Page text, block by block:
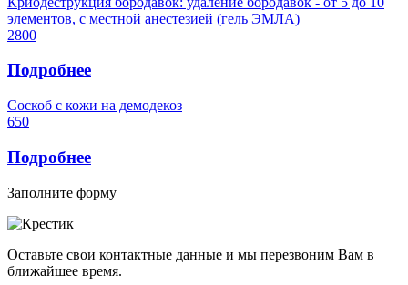
элементов, с местной анестезией (гель ЭМЛА)
2800
Подробнее
Соскоб с кожи на демодекоз
650
Подробнее
Заполните форму
Оставьте свои контактные данные и мы перезвоним Вам в
ближайшее время.